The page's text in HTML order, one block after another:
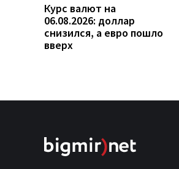
Курс валют на
06.08.2026: доллар
снизился, а евро пошло
вверх